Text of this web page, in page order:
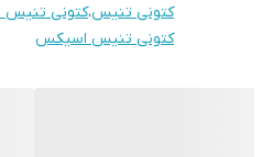
کتونی تنیس،کتونی تنیس asics ترب
کتونی تنیس اسیکس